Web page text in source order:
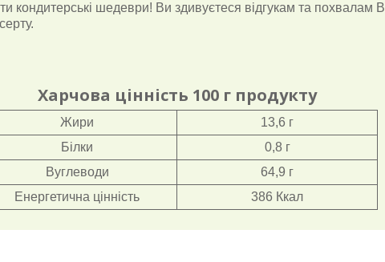
кондитерські шедеври! Ви здивуєтеся відгукам та похвалам
Харчова цінність 100 г продукту
Жири
13,6 г
Білки
0,8 г
Вуглеводи
64,9 г
Енергетична цінність
386 Ккал